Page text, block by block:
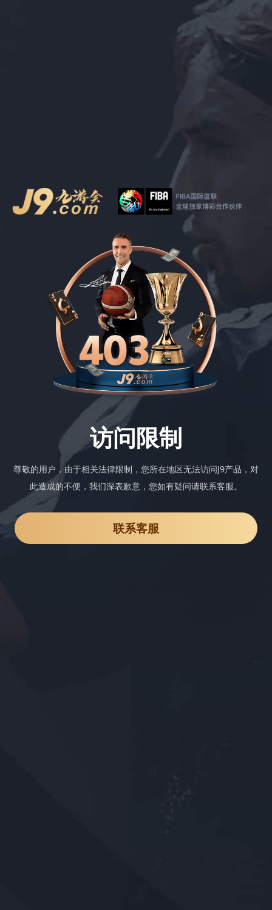
访问限制
尊敬的用户，由于相关法律限制，您所在地区无法访问J9产品，对
此造成的不便，我们深表歉意，您如有疑问请联系客服。
联系客服